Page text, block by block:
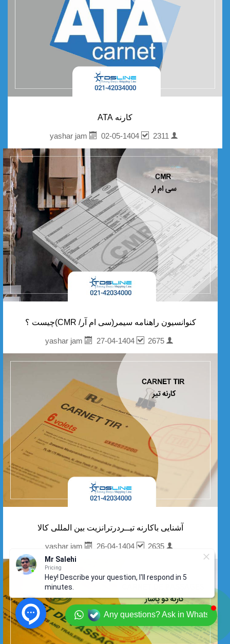
کارنه ATA
02-05-1404 2311
کنوانسیون راهنامه سیمر(سی ام آر/ CMR)چیست ؟
yashar jam
27-04-1404 2675
آشنایی باکارنه تیــردرترانزیت بین المللی کالا
yashar jam
26-04-1404 2635
Any questions? Ask in Whatsapp
Mr Salehi
Pricing
Hey! Describe your question, I'll respond in 5
minutes.